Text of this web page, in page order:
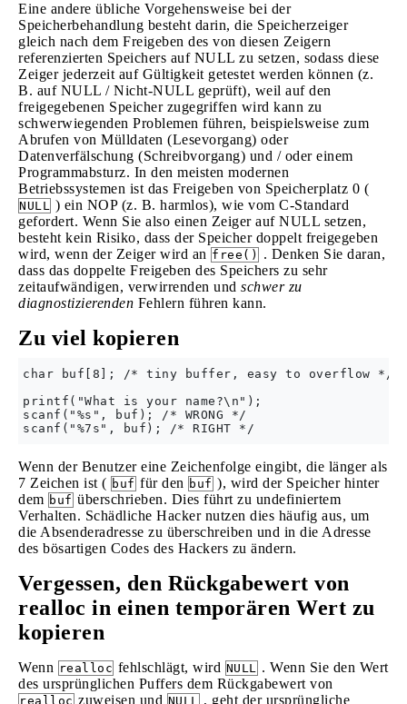
Eine andere übliche Vorgehensweise bei der
Speicherbehandlung besteht darin, die Speicherzeiger
gleich nach dem Freigeben des von diesen Zeigern
referenzierten Speichers auf NULL zu setzen, sodass diese
Zeiger jederzeit auf Gültigkeit getestet werden können (z.
B. auf NULL / Nicht-NULL geprüft), weil auf den
freigegebenen Speicher zugegriffen wird kann zu
schwerwiegenden Problemen führen, beispielsweise zum
Abrufen von Mülldaten (Lesevorgang) oder
Datenverfälschung (Schreibvorgang) und / oder einem
Programmabsturz. In den meisten modernen
Betriebssystemen ist das Freigeben von Speicherplatz 0 (
NULL ) ein NOP (z. B. harmlos), wie vom C-Standard
gefordert. Wenn Sie also einen Zeiger auf NULL setzen,
besteht kein Risiko, dass der Speicher doppelt freigegeben
wird, wenn der Zeiger wird an free()
. Denken Sie daran,
dass das doppelte Freigeben des Speichers zu sehr
zeitaufwändigen, verwirrenden und schwer zu
diagnostizierenden Fehlern führen kann.
Zu viel kopieren
char buf[8]; /* tiny buffer, easy to overflow */
printf("What is your name?\n");
scanf("%s", buf); /* WRONG */
Wenn der Benutzer eine Zeichenfolge eingibt, die länger als
7 Zeichen ist ( buf für den buf ), wird der Speicher hinter
dem buf überschrieben. Dies führt zu undefiniertem
Verhalten. Schädliche Hacker nutzen dies häufig aus, um
die Absenderadresse zu überschreiben und in die Adresse
des bösartigen Codes des Hackers zu ändern.
Vergessen, den Rückgabewert von
realloc in einen temporären Wert zu
kopieren
Wenn realloc fehlschlägt, wird NULL . Wenn Sie den Wert
des ursprünglichen Puffers dem Rückgabewert von
realloc zuweisen und NULL , geht der ursprüngliche